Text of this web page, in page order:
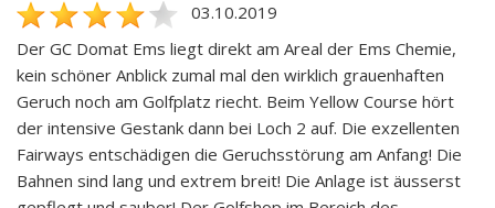
03.10.2019
Der GC Domat Ems liegt direkt am Areal der Ems Chemie,
kein schöner Anblick zumal mal den wirklich grauenhaften
Geruch noch am Golfplatz riecht. Beim Yellow Course hört
der intensive Gestank dann bei Loch 2 auf. Die exzellenten
Fairways entschädigen die Geruchsstörung am Anfang! Die
Bahnen sind lang und extrem breit! Die Anlage ist äusserst